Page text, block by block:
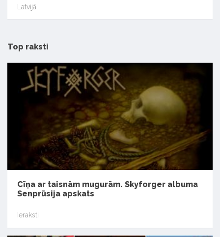
Latvijā
Top raksti
Cīņa ar taisnām mugurām. Skyforger albuma
Senprūsija apskats
Ieraksti